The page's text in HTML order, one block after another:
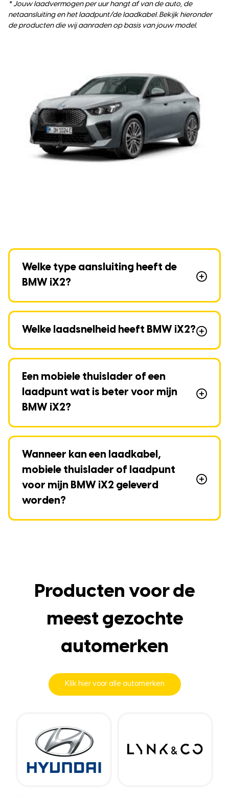
* Jouw laadvermogen per uur hangt af van de auto, de
netaansluiting en het laadpunt/de laadkabel. Bekijk hieronder
de producten die wij aanraden op basis van jouw model.
Welke type aansluiting heeft de
BMW iX2?
Welke laadsnelheid heeft BMW iX2?
Een mobiele thuislader of een
laadpunt wat is beter voor mijn
BMW iX2?
Wanneer kan een laadkabel,
mobiele thuislader of laadpunt
voor mijn BMW iX2 geleverd
worden?
Producten voor de
meest gezochte
automerken
Klik hier voor alle automerken